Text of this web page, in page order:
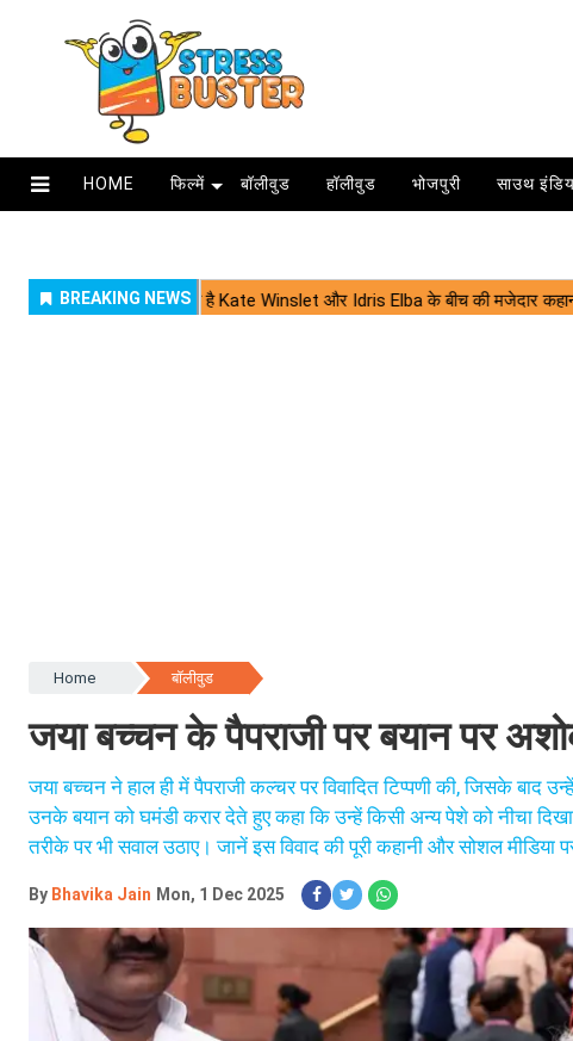
HOME फिल्में बॉलीवुड हॉलीवुड भोजपुरी साउथ
Home बॉलीवुड
जया बच्चन के पैपराजी पर बयान पर
जया बच्चन ने हाल ही में पैपराजी कल्चर पर विवादित टिप्पणी की, जिसके बाद
उनके बयान को घमंडी करार देते हुए कहा कि उन्हें किसी अन्य पेशे को नीचा
तरीके पर भी सवाल उठाए। जानें इस विवाद की पूरी कहानी और सोशल मीडिया
By Bhavika Jain Mon, 1 Dec 2025